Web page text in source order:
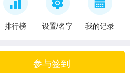
排行榜 设置/名字 我的记录
参与签到